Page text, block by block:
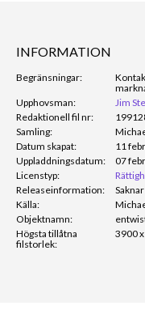
INFORMATION
Begränsningar:
Upphovsman:
Jim
Redaktionell fil nr:
Samling:
Datum skapat:
11
Uppladdningsdatum:
07
Licenstyp:
Releaseinformation:
Källa:
Objektnamn:
Högsta tillåtna
filstorlek:
3900